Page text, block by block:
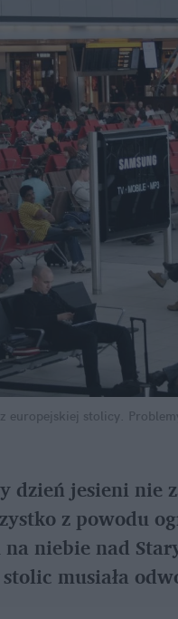
europejskiej stolicy.
dzień jesieni nie
z powodu
niebie nad
musiała